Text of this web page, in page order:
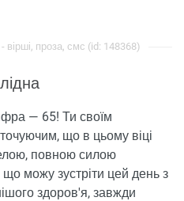
вірші, проза, смс (id: 148368)
— 65! Ти своїм
що в цьому віці
повною силою
можу зустріти цей день з
здоров'я, завжди